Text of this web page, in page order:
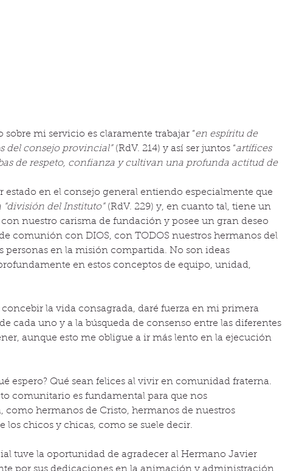
sobre mi servicio es claramente trabajar “en espíritu de
del consejo provincial” (RdV. 214) y así ser juntos “artífices
de respeto, confianza y cultivan una profunda actitud de
estado en el consejo general entiendo especialmente que
“división del Instituto” (RdV. 229) y, en cuanto tal, tiene un
nuestro carisma de fundación y posee un gran deseo
comunión con DIOS, con TODOS nuestros hermanos del
personas en la misión compartida. No son ideas
en estos conceptos de equipo, unidad,
la vida consagrada, daré fuerza en mi primera
cada uno y a la búsqueda de consenso entre las diferentes
aunque esto me obligue a ir más lento en la ejecución
espero? Qué sean felices al vivir en comunidad fraterna.
comunitario es fundamental para que nos
como hermanos de Cristo, hermanos de nuestros
los chicos y chicas, como se suele decir.
tuve la oportunidad de agradecer al Hermano Javier
por sus dedicaciones en la animación y administración